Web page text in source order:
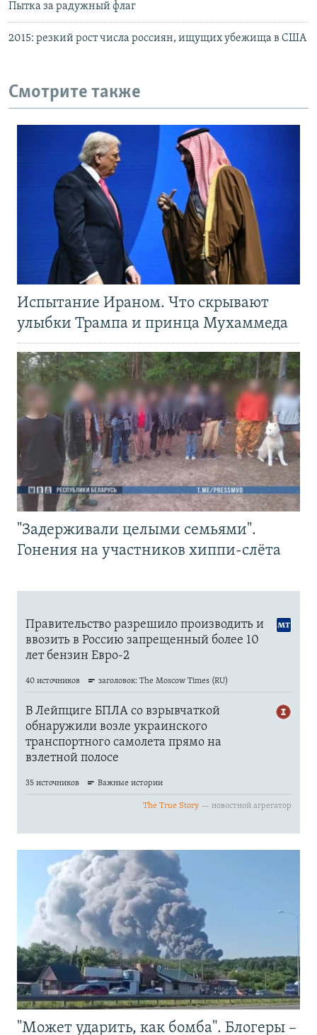
Пытка за радужный флаг
2015: резкий рост числа россиян, ищущих убежища в США
Смотрите также
Испытание Ираном. Что скрывают
улыбки Трампа и принца Мухаммеда
"Задерживали целыми семьями".
Гонения на участников хиппи-слёта
"Может ударить, как бомба". Блогеры –